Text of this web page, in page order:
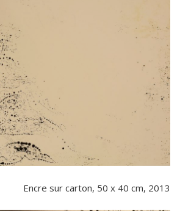
Encre sur carton, 50 x 40 cm, 2013